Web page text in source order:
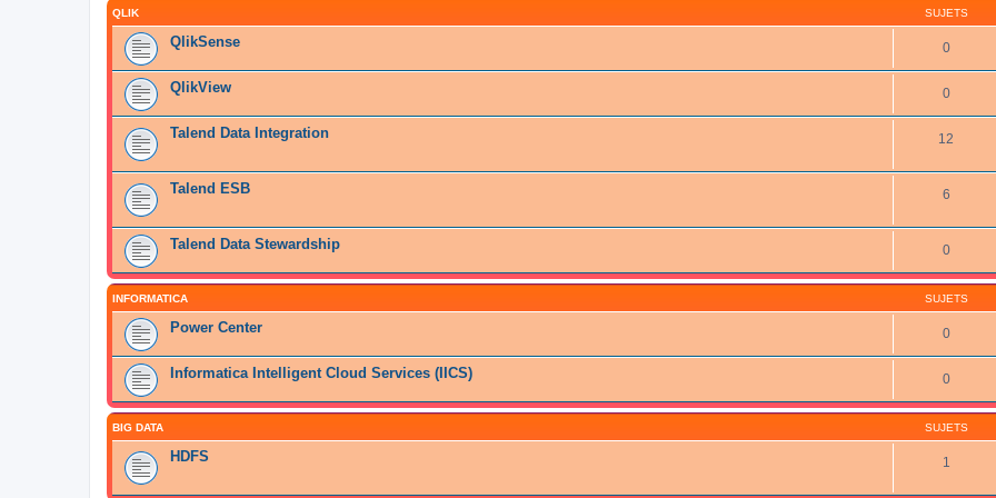
QLIK SUJETS
QlikSense 0
QlikView 0
Talend Data Integration 12
Talend ESB 6
Talend Data Stewardship 0
INFORMATICA SUJETS
Power Center 0
Informatica Intelligent Cloud Services (IICS) 0
BIG DATA SUJETS
HDFS 1